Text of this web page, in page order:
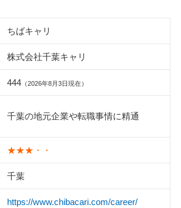
ちばキャリ
株式会社千葉キャリ
444 （2026年8月3日現在）
千葉の地元企業や転職事情に精通
★★★・・
千葉
https://www.chibacari.com/career/